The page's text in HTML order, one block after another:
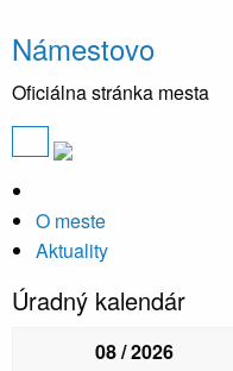
Námestovo
Oficiálna stránka mesta
O meste
Aktuality
Úradný kalendár
08 / 2026